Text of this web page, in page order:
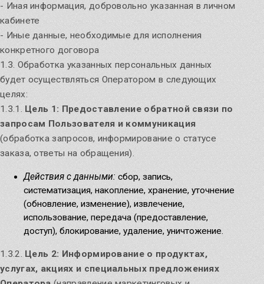
Северная магия и гадание. С чего
начать?
С чего начать изучение северной магии и гадания?
Основные темы
Узнать
Безоплатные записи встреч
Узнать
- Иная информация, добровольно указанная в личном
кабинете
- Иные данные, необходимые для исполнения
конкретного договора
1.3. Обработка указанных персональных данных
будет осуществляться Оператором в следующих
целях:
1.3.1. Цель 1: Предоставление обратной связи по
запросам Пользователя и коммуникация
(обработка запросов, информирование о статусе
заказа, ответы на обращения).
Действия с данными: сбор, запись,
систематизация, накопление, хранение, уточнение
(обновление, изменение), извлечение,
использование, передача (предоставление,
доступ), блокирование, удаление, уничтожение.
1.3.2. Цель 2: Информирование о продуктах,
услугах, акциях и специальных предложениях